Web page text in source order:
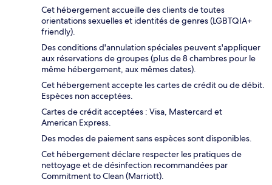
Cet hébergement accueille des clients de toutes
orientations sexuelles et identités de genres (LGBTQIA+
friendly).
Des conditions d'annulation spéciales peuvent s'appliquer
aux réservations de groupes (plus de 8 chambres pour le
même hébergement, aux mêmes dates).
Cet hébergement accepte les cartes de crédit ou de débit.
Espèces non acceptées.
Cartes de crédit acceptées : Visa, Mastercard et
American Express.
Des modes de paiement sans espèces sont disponibles.
Cet hébergement déclare respecter les pratiques de
nettoyage et de désinfection recommandées par
Commitment to Clean (Marriott).